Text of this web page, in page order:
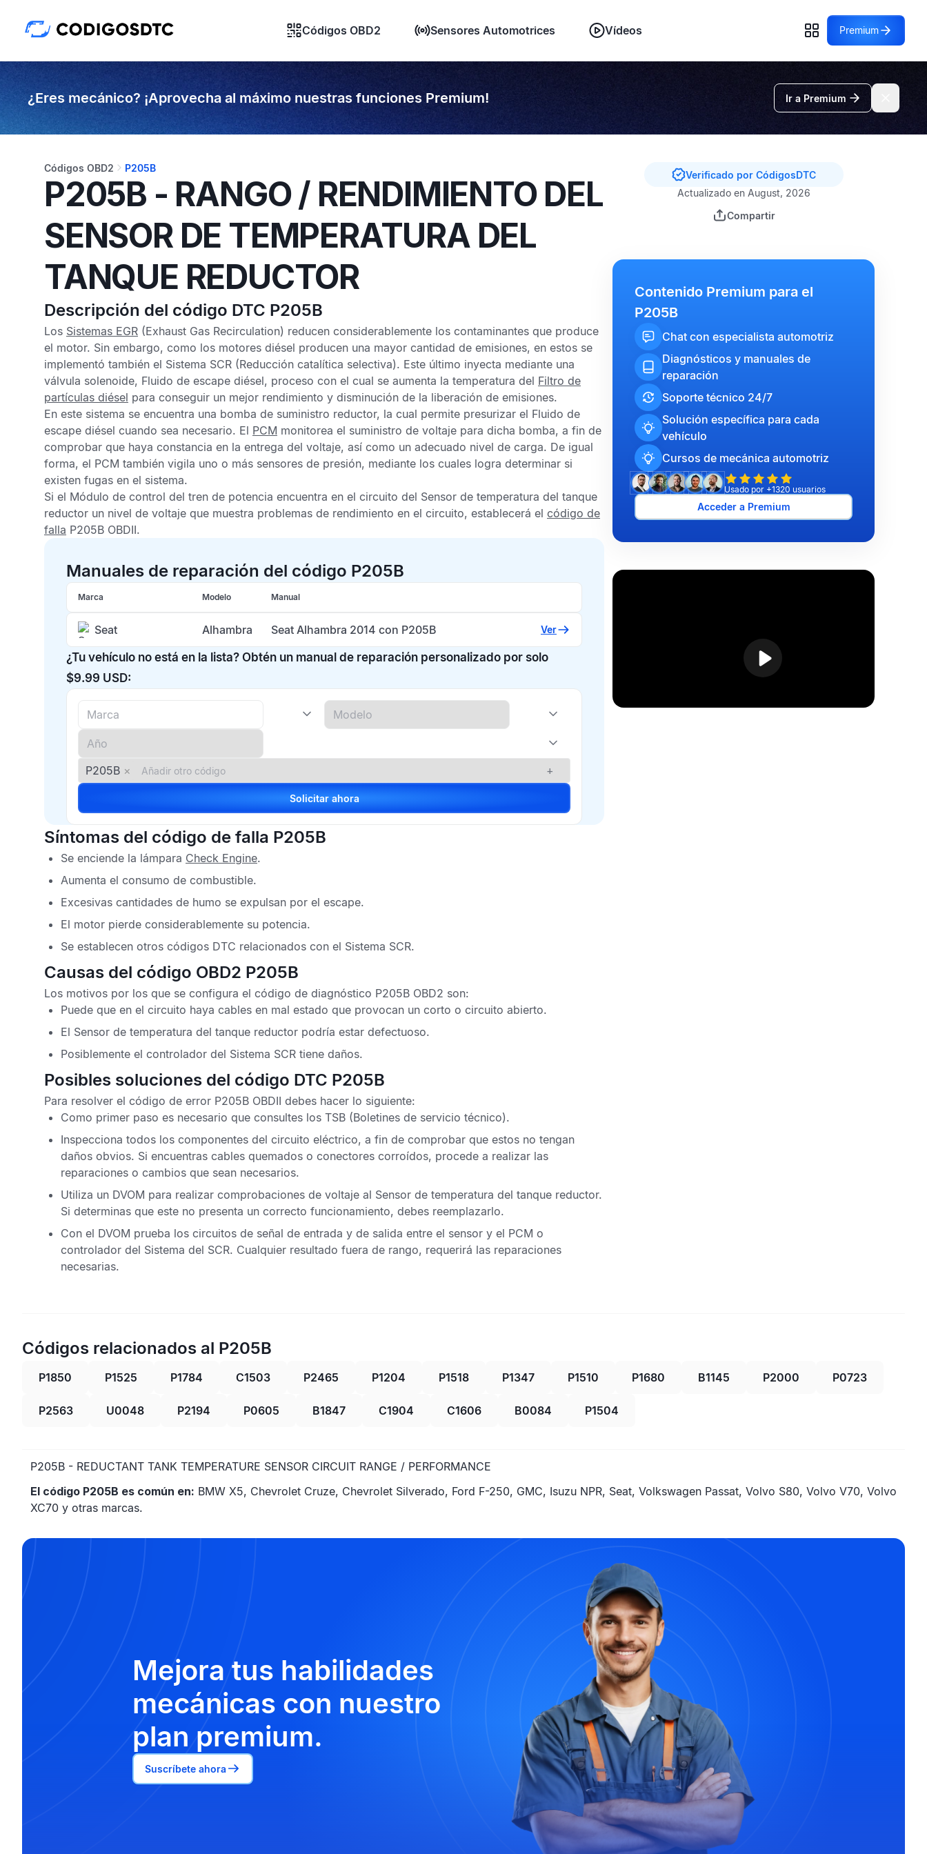
Códigos OBD2 Sensores Automotrices Vídeos Premium
¿Eres mecánico? ¡Aprovecha al máximo nuestras funciones Premium! Ir a Premium
Códigos OBD2 P205B
P205B - RANGO / RENDIMIENTO DEL
SENSOR DE TEMPERATURA DEL
TANQUE REDUCTOR
Descripción del código DTC P205B
Los Sistemas EGR (Exhaust Gas Recirculation) reducen considerablemente los contaminantes que produce
el motor. Sin embargo, como los motores diésel producen una mayor cantidad de emisiones, en estos se
implementó también el Sistema SCR (Reducción catalítica selectiva). Este último inyecta mediante una
válvula solenoide, Fluido de escape diésel, proceso con el cual se aumenta la temperatura del Filtro de
partículas diésel para conseguir un mejor rendimiento y disminución de la liberación de emisiones.
En este sistema se encuentra una bomba de suministro reductor, la cual permite presurizar el Fluido de
escape diésel cuando sea necesario. El PCM monitorea el suministro de voltaje para dicha bomba, a fin de
comprobar que haya constancia en la entrega del voltaje, así como un adecuado nivel de carga. De igual
forma, el PCM también vigila uno o más sensores de presión, mediante los cuales logra determinar si
existen fugas en el sistema.
Si el Módulo de control del tren de potencia encuentra en el circuito del Sensor de temperatura del tanque
reductor un nivel de voltaje que muestra problemas de rendimiento en el circuito, establecerá el código de
falla P205B OBDII.
Manuales de reparación del código P205B
Marca Modelo Manual
Seat Alhambra Seat Alhambra 2014 con P205B Ver
¿Tu vehículo no está en la lista? Obtén un manual de reparación personalizado por solo
$9.99 USD:
P205B × +
Solicitar ahora
Síntomas del código de falla P205B
Se enciende la lámpara Check Engine.
Aumenta el consumo de combustible.
Excesivas cantidades de humo se expulsan por el escape.
El motor pierde considerablemente su potencia.
Se establecen otros códigos DTC relacionados con el Sistema SCR.
Causas del código OBD2 P205B
Los motivos por los que se configura el código de diagnóstico P205B OBD2 son:
Puede que en el circuito haya cables en mal estado que provocan un corto o circuito abierto.
El Sensor de temperatura del tanque reductor podría estar defectuoso.
Posiblemente el controlador del Sistema SCR tiene daños.
Posibles soluciones del código DTC P205B
Para resolver el código de error P205B OBDII debes hacer lo siguiente:
Como primer paso es necesario que consultes los TSB (Boletines de servicio técnico).
Inspecciona todos los componentes del circuito eléctrico, a fin de comprobar que estos no tengan
daños obvios. Si encuentras cables quemados o conectores corroídos, procede a realizar las
reparaciones o cambios que sean necesarios.
Utiliza un DVOM para realizar comprobaciones de voltaje al Sensor de temperatura del tanque reductor.
Si determinas que este no presenta un correcto funcionamiento, debes reemplazarlo.
Con el DVOM prueba los circuitos de señal de entrada y de salida entre el sensor y el PCM o
controlador del Sistema del SCR. Cualquier resultado fuera de rango, requerirá las reparaciones
necesarias.
Verificado por CódigosDTC
Actualizado en August, 2026
Compartir
Contenido Premium para el
P205B
Chat con especialista automotriz
Diagnósticos y manuales de
reparación
Soporte técnico 24/7
Solución específica para cada
vehículo
Cursos de mecánica automotriz
Usado por +1320 usuarios
Acceder a Premium
Códigos relacionados al P205B
P1850 P1525 P1784 C1503 P2465 P1204 P1518 P1347 P1510 P1680 B1145 P2000 P0723
P2563 U0048 P2194 P0605 B1847 C1904 C1606 B0084 P1504
P205B - REDUCTANT TANK TEMPERATURE SENSOR CIRCUIT RANGE / PERFORMANCE
El código P205B es común en: BMW X5, Chevrolet Cruze, Chevrolet Silverado, Ford F-250, GMC, Isuzu NPR, Seat, Volkswagen Passat, Volvo S80, Volvo V70, Volvo
XC70 y otras marcas.
Mejora tus habilidades
mecánicas con nuestro
plan premium.
Suscríbete ahora